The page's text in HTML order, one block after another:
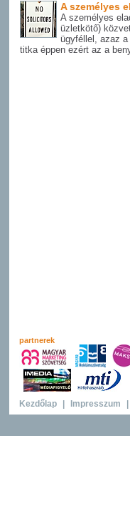
A személyes
A személyes
üzletkötő)
ügyféllel, azaz
titka éppen ezért az a
partnerek
Kezdőlap Impresszum